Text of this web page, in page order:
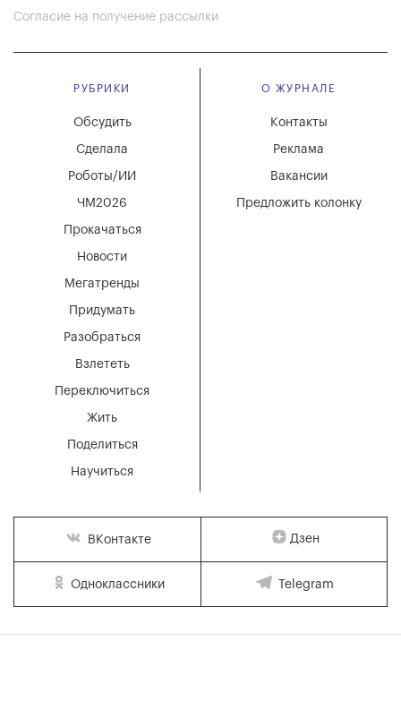
Согласие на получение рассылки
РУБРИКИ
Мегатренды
Придумать
Разобраться
Взлететь
Новости
Переключиться
Жить
Поделиться
Научиться
Обсудить
Сделала
Роботы/ИИ
ЧМ2026
Прокачаться
О ЖУРНАЛЕ
Вакансии
Реклама
Контакты
Предложить колонку
ВКонтакте Дзен
Одноклассники Telegram